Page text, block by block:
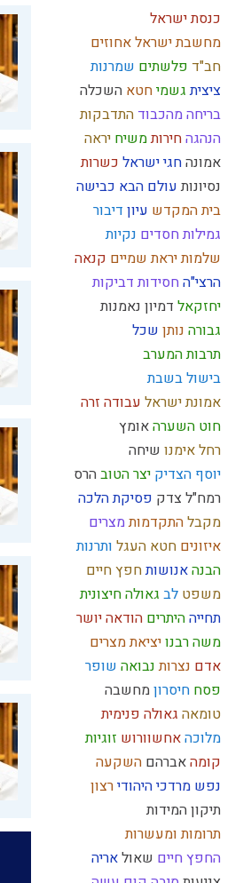
כנסת ישראל
מחשבת ישראלאחוזים
חב"ד פלשתים שמרנות
ציציתגשמיחטא השכלה
בריחה מהכבוד התדבקות
הנהגהחירותמשיח יראה
אמונהחגי ישראל כשרות
נסיונותעולם הבא כבישה
בית המקדש עיון דיבור
גמילות חסדים נקיות
שלמותיראת שמיים קנאה
הרצי"ה חסידות דביקות
יחזקאל דמיון נאמנות
גבורה נותן שכל
תרבות המערב
בישול בשבת
אמונת ישראל עבודה זרה
חוט השערהאומץ
רחל אימנו שיחה
יוסף הצדיק יצר הטובהרס
רמח"לצדק פסיקת הלכה
מקבלהתקדמותמצרים
איזונים חטא העגל ותרנות
הבנהאנושותחפץ חיים
משפט לב גאולה חיצונית
תחייההיתרים הודאהיושר
משה רבנויציאת מצרים
אדם נצרותנבואה שופר
פסח חיסרוןמחשבה
טומאה גאולה פנימית
מלוכהאחשוורוש זוגיות
קומהאברהם השקעה
נפש מרדכי היהודירצון
תיקון המידות
תרומות ומעשרות
החפץ חיים שאולאריה